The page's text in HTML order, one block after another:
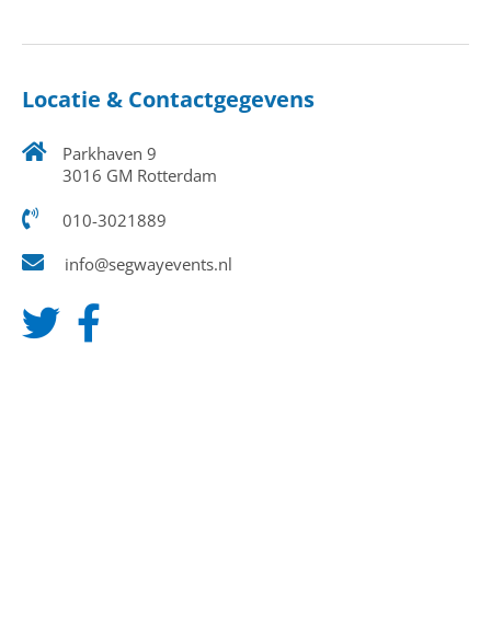
Locatie & Contactgegevens
Parkhaven 9
3016 GM Rotterdam
010-3021889
info@segwayevents.nl